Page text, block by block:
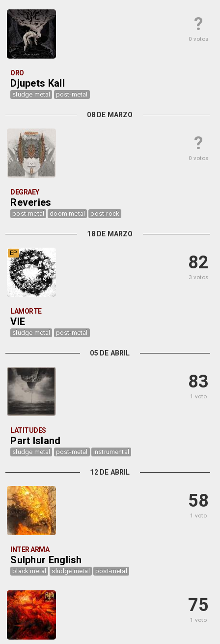
?
0 votos
ORO
Djupets Kall
sludge metal post-metal
08 DE MARZO
?
0 votos
DEGRAEY
Reveries
post-metal doom metal post-rock
18 DE MARZO
82
3 votos
EP
LAMORTE
VIE
sludge metal post-metal
05 DE ABRIL
83
1 voto
LATITUDES
Part Island
sludge metal post-metal instrumental
12 DE ABRIL
58
1 voto
INTER ARMA
Sulphur English
black metal sludge metal post-metal
75
1 voto